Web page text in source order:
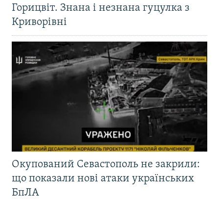
Горицвіт. Знана і незнана гуцулка з
Криворівні
Окупований Севастополь не закрили:
що показали нові атаки українських
БпЛА